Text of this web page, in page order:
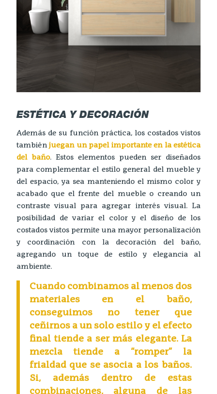
ESTÉTICA Y DECORACIÓN
Además de su función práctica, los costados vistos
tambiénjuegan un papel importante en la estética
del baño. Estos elementos pueden ser diseñados
para complementar el estilo general del mueble y
del espacio, ya sea manteniendo el mismo color y
acabado que el frente del mueble o creando un
contraste visual para agregar interés visual. La
posibilidad de variar el color y el diseño de los
costados vistos permite una mayor personalización
y coordinación con la decoración del baño,
agregando un toque de estilo y elegancia al
ambiente.
Cuando combinamos al menos dos
materiales en el baño,
conseguimos no tener que
ceñirnos a un solo estilo y el efecto
final tiende a ser más elegante. La
mezcla tiende a “romper” la
frialdad que se asocia a los baños.
Si, además dentro de estas
combinaciones, alguna de las